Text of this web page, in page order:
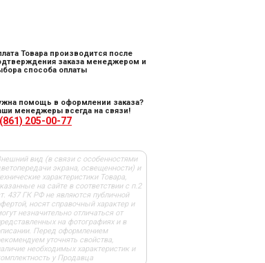
Товара производится после
заказа менеджером и
способа оплаты
помощь в оформлении заказа?
менеджеры всегда на связи!
205-00-77
вид (в связи с особенностями
экрана, освещенности) и
характеристики Товара,
на сайте в соответствии с п.2
437 ГК РФ не являются публичной
носят справочный характер и
незначительно отличаться от
на фотографиях и в
Перед оформлением
уточнять свойства,
необходимых характеристик и
у Продавца